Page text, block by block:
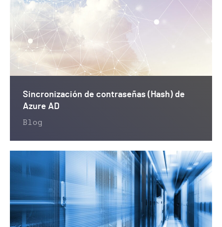
Sincronización de contraseñas (Hash) de
Azure AD
Blog